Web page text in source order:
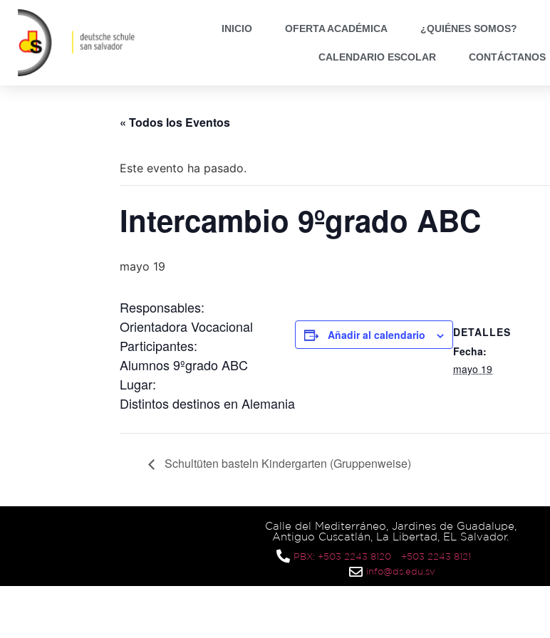
INICIO OFERTA ACADÉMICA ¿QUIÉNES SOMOS?
CALENDARIO ESCOLAR CONTÁCTANOS
« Todos los Eventos
Este evento ha pasado.
Intercambio 9ºgrado ABC
mayo 19
Responsables:
Orientadora Vocacional
Participantes:
Alumnos 9ºgrado ABC
Lugar:
Distintos destinos en Alemania
Añadir al calendario
DETALLES
Fecha:
mayo 19
Schultüten basteln Kindergarten (Gruppenweise)
Calle del Mediterráneo, Jardines de Guadalupe,
Antiguo Cuscatlán, La Libertad, EL Salvador.
PBX: +503 2243 8120
+503 2243 8121
info@ds.edu.sv